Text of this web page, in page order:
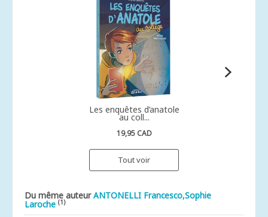
Les enquêtes d’anatole
au coll...
19,95 CAD
Tout voir
Du même auteurANTONELLI Francesco,Sophie
Laroche (1)